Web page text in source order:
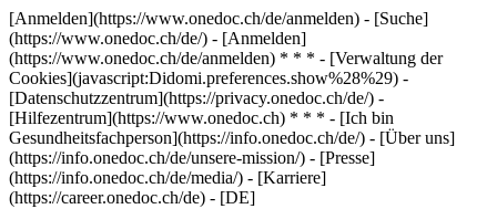
[Anmelden](https://www.onedoc.ch/de/anmelden) - [Suche]
(https://www.onedoc.ch/de/) - [Anmelden]
(https://www.onedoc.ch/de/anmelden) * * * - [Verwaltung der
Cookies](javascript:Didomi.preferences.show%28%29) -
[Datenschutzzentrum](https://privacy.onedoc.ch/de/) -
[Hilfezentrum](https://www.onedoc.ch) * * * - [Ich bin
Gesundheitsfachperson](https://info.onedoc.ch/de/) - [Über uns]
(https://info.onedoc.ch/de/unsere-mission/) - [Presse]
(https://info.onedoc.ch/de/media/) - [Karriere]
(https://career.onedoc.ch/de) - [DE]